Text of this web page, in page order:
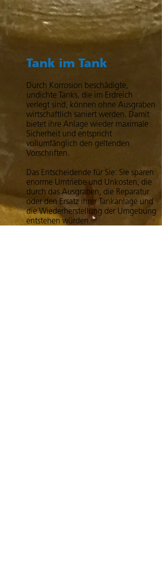
Tank im Tank
Durch Korrosion beschädigte,
undichte Tanks, die im Erdreich
verlegt sind, können ohne Ausgraben
wirtschaftlich saniert werden. Damit
bietet ihre Anlage wieder maximale
Sicherheit und entspricht
vollumfänglich den geltenden
Vorschriften.
Das Entscheidende für Sie: Sie sparen
enorme Umtriebe und Unkosten, die
durch das Ausgraben, die Reparatur
oder den Ersatz ihrer Tankanlage und
die Wiederherstellung der Umgebung
entstehen würden.